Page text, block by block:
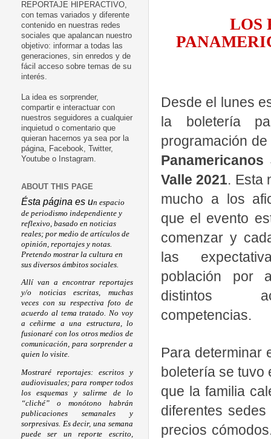
LOS
Desde el lunes
la boletería
programación
Valle 2021. Esta
mucho a los
que el evento
comenzar y
las
población por
distintos
competencias.
Para determinar
boletería se tuvo
que la familia
diferentes
precios
REPORTAJE HIPERACTIVO,
con temas variados y diferente
contenido en nuestras redes
sociales que apalancan nuestro
objetivo: informar a todas las
generaciones, sin enredos y de
fácil acceso sobre temas de su
interés.
La idea es sorprender,
compartir e interactuar con
nuestros seguidores a cualquier
inquietud o comentario que
quieran hacernos ya sea por la
página, Facebook, Twitter,
Youtube o Instagram.
ABOUT THIS PAGE
Ésta página es un espacio
de periodismo independiente y
reflexivo, basado en noticias
reales; por medio de artículos de
opinión, reportajes y notas.
Pretendo mostrar la cultura en
sus diversos ámbitos sociales.
Allí van a encontrar reportajes
y/o noticias escritas, muchas
veces con su respectiva foto de
acuerdo al tema tratado. No voy
a ceñirme a una estructura, lo
fusionaré con los otros medios de
comunicación, para sorprender a
quien lo visite.
Mostraré reportajes: escritos y
audiovisuales; para romper todos
los esquemas y salirme de lo
“cliché” o monótono habrán
publicaciones semanales y
sorpresivas. Es decir, una semana
puede ser un reporte escrito,